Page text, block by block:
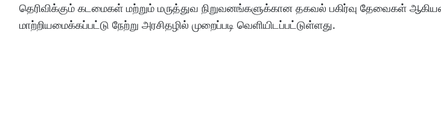
தெரிவிக்கும் கடமைகள் மற்றும் மருத்துவ நிறுவனங்களுக்கான தகவல் பகிர்வு தேவைகள்
மாற்றியமைக்கப்பட்டு நேற்று அரசிதழில் முறைப்படி வெளியிடப்பட்டுள்ளது.